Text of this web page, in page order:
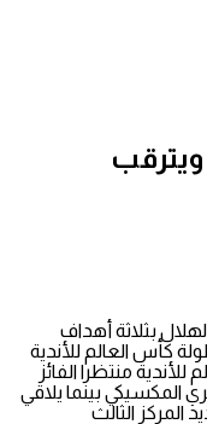
ويترقب
بثلاثة أهداف
كأس العالم للأندية
منتظرا الفائز
المكسيكي بينما يلاقي
المركز الثالث